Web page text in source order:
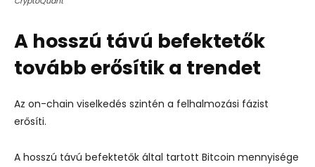
A hosszú távú befektetők
tovább erősítik a trendet
Az on-chain viselkedés szintén a felhalmozási fázist
erősíti.
A hosszú távú befektetők által tartott Bitcoin mennyisége